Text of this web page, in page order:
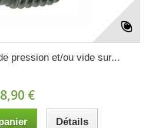
pression et/ou vide sur...
8,90 €
Détails